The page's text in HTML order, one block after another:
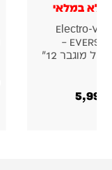
לא במלאי
Electro-
EVERSE 12 –
רמקול מוגבר 12"